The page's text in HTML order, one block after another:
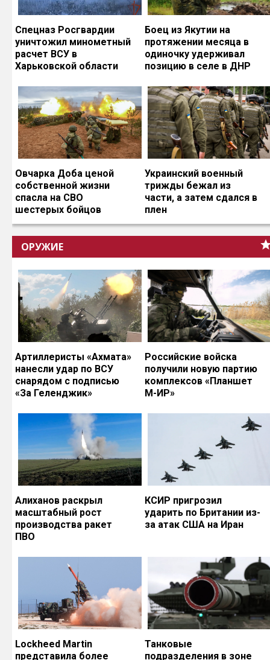
Спецназ Росгвардии
уничтожил минометный
расчет ВСУ в
Харьковской области
Боец из Якутии на
протяжении месяца в
одиночку удерживал
позицию в селе в ДНР
Овчарка Доба ценой
собственной жизни
спасла на СВО
шестерых бойцов
Украинский военный
трижды бежал из
части, а затем сдался в
плен
ОРУЖИЕ
Артиллеристы «Ахмата»
нанесли удар по ВСУ
снарядом с подписью
«За Геленджик»
Российские войска
получили новую партию
комплексов «Планшет
М-ИР»
Алиханов раскрыл
масштабный рост
производства ракет
ПВО
КСИР пригрозил
ударить по Британии из-
за атак США на Иран
Lockheed Martin
представила более
Танковые
подразделения в зоне